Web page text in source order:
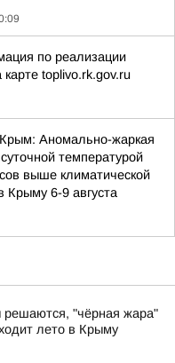
по реализации
toplivo.rk.gov.ru
Аномально-жаркая
температурой
выше климатической
Крыму 6-9 августа
"чёрная жара"
лето в Крыму